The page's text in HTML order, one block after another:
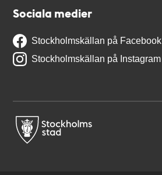
Sociala medier
Stockholmskällan på Facebook
Stockholmskällan på Instagram